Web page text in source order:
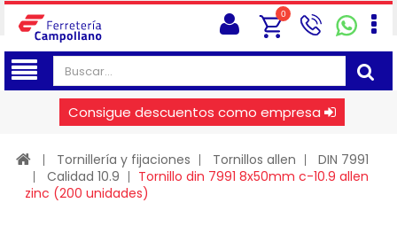
0
Consigue descuentos como empresa
Tornillería y fijaciones Tornillos allen
DIN 7991
Calidad 10.9
Tornillo din 7991 8x50mm c-10.9 allen
zinc (200 unidades)